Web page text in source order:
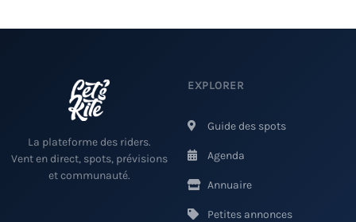
La plateforme des riders.
Vent en direct, spots, prévisions
et communauté.
EXPLORER
Guide des spots
Agenda
Annuaire
Petites annonces